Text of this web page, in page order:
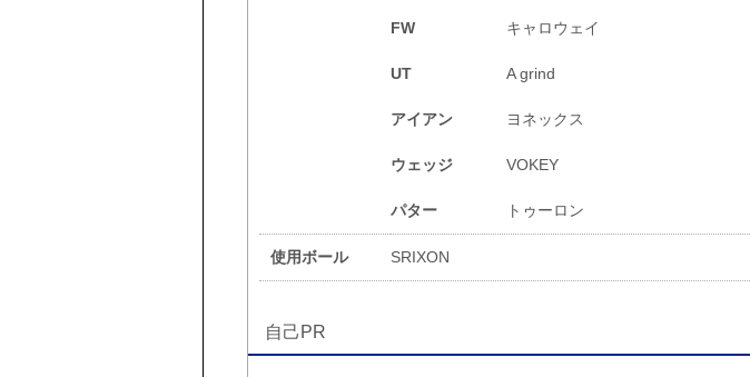
FW キャロウェイ
UT A grind
アイアン ヨネックス
ウェッジ VOKEY
パター トゥーロン
使用ボール SRIXON
自己PR